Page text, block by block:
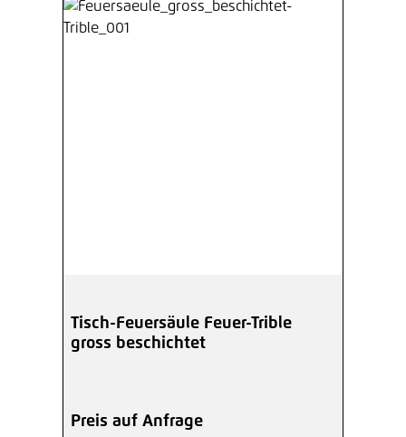
Tisch-Feuersäule Feuer-Trible
gross beschichtet
Preis auf Anfrage